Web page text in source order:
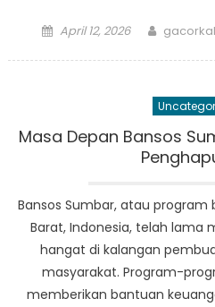
Posted
April 12, 2026 Author
Masa Depan Bansos
Bansos Sumbar, atau
Barat, Indonesia, telah lama
hangat di kalangan
masyarakat. Program-
memberikan bantuan